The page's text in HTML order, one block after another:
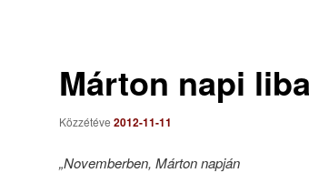
Márton napi
Közzétéve 2012-11-11
„Novemberben, Márton napján